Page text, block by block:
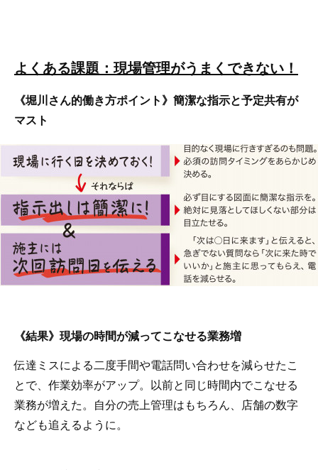
よくある課題：現場管理がうまくできない！
《堀川さん的働き方ポイント》簡潔な指示と予定共有が
マスト
《結果》現場の時間が減ってこなせる業務増
伝達ミスによる二度手間や電話問い合わせを減らせたこ
とで、作業効率がアップ。以前と同じ時間内でこなせる
業務が増えた。自分の売上管理はもちろん、店舗の数字
なども追えるように。